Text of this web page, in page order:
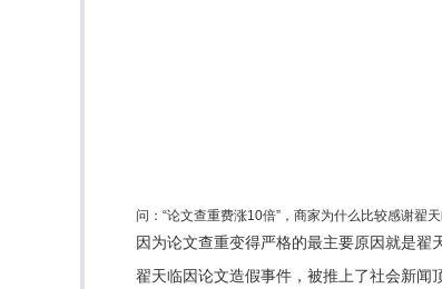
问：“论文查重费涨10倍”，商家为什么比较感谢翟天
因为论文查重变得严格的最主要原因就是翟
翟天临因论文造假事件，被推上了社会新闻